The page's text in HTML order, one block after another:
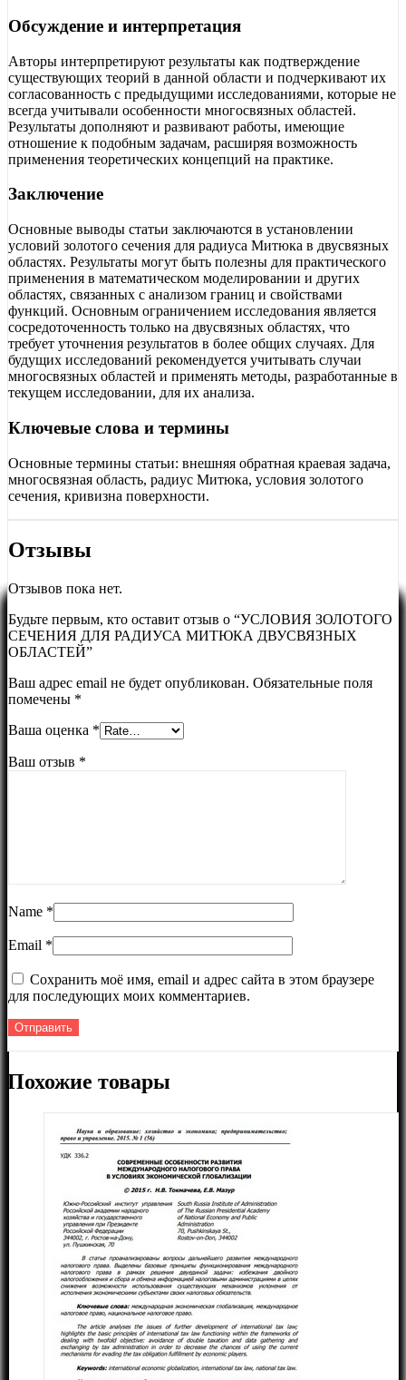
Обсуждение и интерпретация
Авторы интерпретируют результаты как подтверждение
существующих теорий в данной области и подчеркивают их
согласованность с предыдущими исследованиями, которые не
всегда учитывали особенности многосвязных областей.
Результаты дополняют и развивают работы, имеющие
отношение к подобным задачам, расширяя возможность
применения теоретических концепций на практике.
Заключение
Основные выводы статьи заключаются в установлении
условий золотого сечения для радиуса Митюка в двусвязных
областях. Результаты могут быть полезны для практического
применения в математическом моделировании и других
областях, связанных с анализом границ и свойствами
функций. Основным ограничением исследования является
сосредоточенность только на двусвязных областях, что
требует уточнения результатов в более общих случаях. Для
будущих исследований рекомендуется учитывать случаи
многосвязных областей и применять методы, разработанные в
текущем исследовании, для их анализа.
Ключевые слова и термины
Основные термины статьи: внешняя обратная краевая задача,
многосвязная область, радиус Митюка, условия золотого
сечения, кривизна поверхности.
Отзывы
Отзывов пока нет.
Будьте первым, кто оставит отзыв о “УСЛОВИЯ ЗОЛОТОГО
СЕЧЕНИЯ ДЛЯ РАДИУСА МИТЮКА ДВУСВЯЗНЫХ
ОБЛАСТЕЙ”
Ваш адрес email не будет опубликован. Обязательные поля
помечены *
Ваша оценка *
Ваш отзыв *
Name *
Email *
Сохранить моё имя, email и адрес сайта в этом браузере
для последующих моих комментариев.
Похожие товары